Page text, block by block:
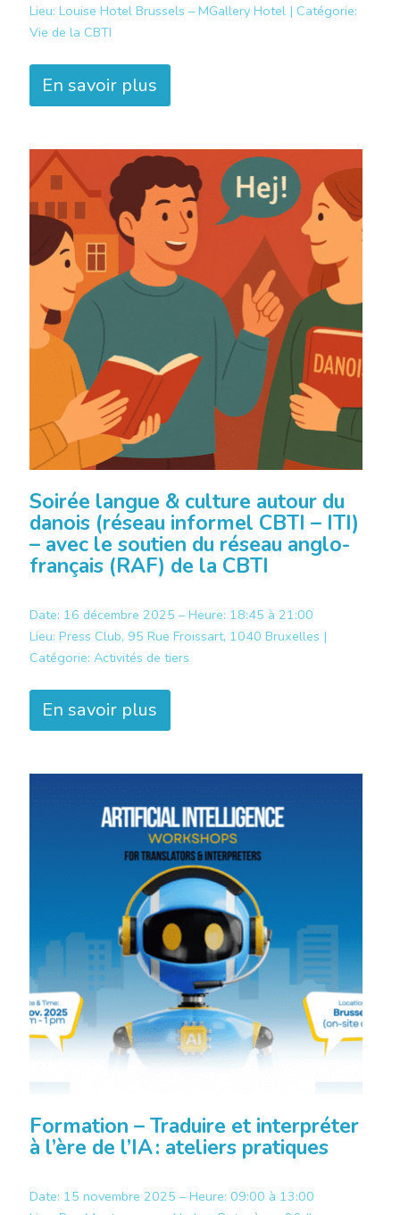
Lieu: Louise Hotel Brussels – MGallery Hotel | Catégorie:
Vie de la CBTI
En savoir plus
Soirée langue & culture autour du
danois (réseau informel CBTI – ITI)
– avec le soutien du réseau anglo-
français (RAF) de la CBTI
Date: 16 décembre 2025 – Heure: 18:45 à 21:00
Lieu: Press Club, 95 Rue Froissart, 1040 Bruxelles |
Catégorie: Activités de tiers
En savoir plus
Formation – Traduire et interpréter
à l’ère de l’IA : ateliers pratiques
Date: 15 novembre 2025 – Heure: 09:00 à 13:00